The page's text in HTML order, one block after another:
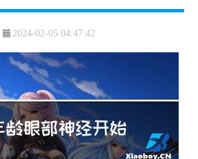
2024-02-05 04:47:42